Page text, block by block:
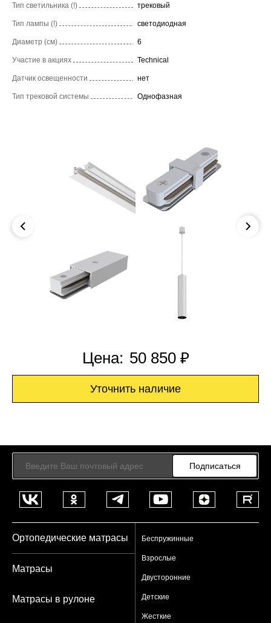
Тип светильника (!) трековый
Тип лампы (!) светодиодная
Диаметр (см) 6
Участие в акциях Technical
Датчик освещенности нет
Тип трековой системы Однофазная
Цена: 50 850 ₽
Уточнить наличие
Подписаться
Ортопедические матрасы Беспружинные
Взрослые
Двусторонние
Детские
Жесткие
Матрасы
Матрасы в рулоне